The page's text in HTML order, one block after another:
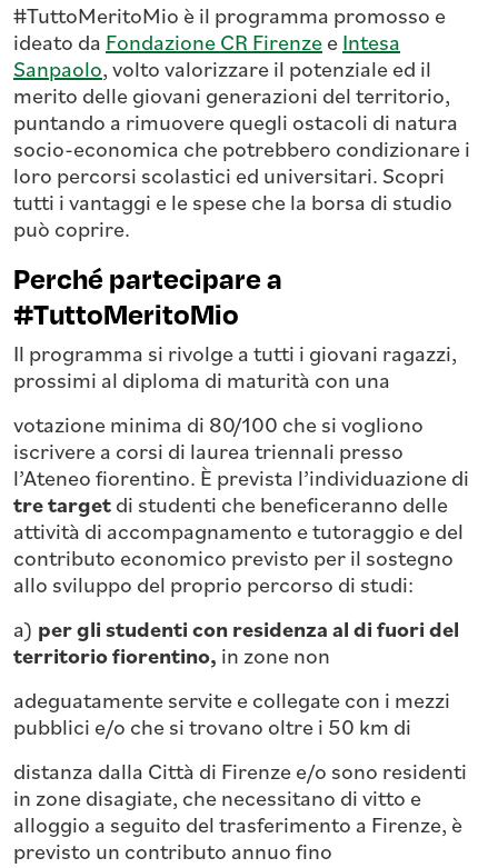
#TuttoMeritoMio è il programma promosso e
ideato da Fondazione CR FirenzeeIntesa
Sanpaolo, volto valorizzare il potenziale ed il
merito delle giovani generazioni del territorio,
puntando a rimuovere quegli ostacoli di natura
socio-economica che potrebbero condizionare i
loro percorsi scolastici ed universitari. Scopri
tutti i vantaggi e le spese che la borsa di studio
può coprire.
Perché partecipare a
#TuttoMeritoMio
Il programma si rivolge a tutti i giovani ragazzi,
prossimi al diploma di maturità con una
votazione minima di 80/100 che si vogliono
iscrivere a corsi di laurea triennali presso
l’Ateneo fiorentino. È prevista l’individuazione di
tre targetdi studenti che beneficeranno delle
attività di accompagnamento e tutoraggio e del
contributo economico previsto per il sostegno
allo sviluppo del proprio percorso di studi:
a) per gli studenti con residenza al di fuori del
territorio fiorentino, in zone non
adeguatamente servite e collegate con i mezzi
pubblici e/o che si trovano oltre i 50 km di
distanza dalla Città di Firenze e/o sono residenti
in zone disagiate, che necessitano di vitto e
alloggio a seguito del trasferimento a Firenze, è
previsto un contributo annuo fino